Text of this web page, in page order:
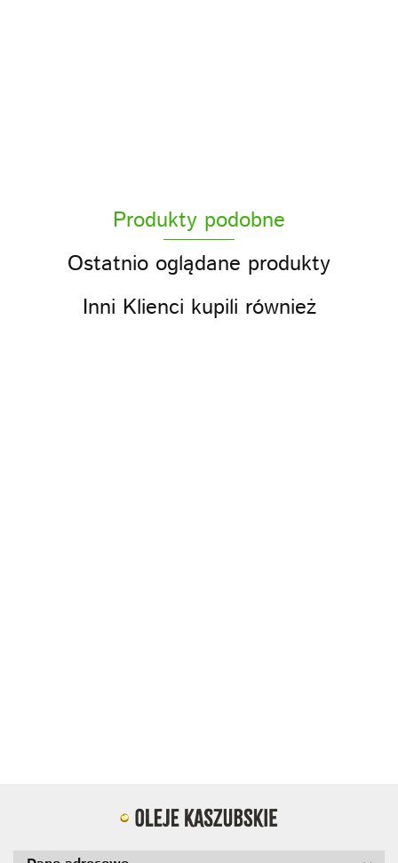
ACS sp z o.o.
Produkty podobne
Ostatnio oglądane produkty
Inni Klienci kupili również